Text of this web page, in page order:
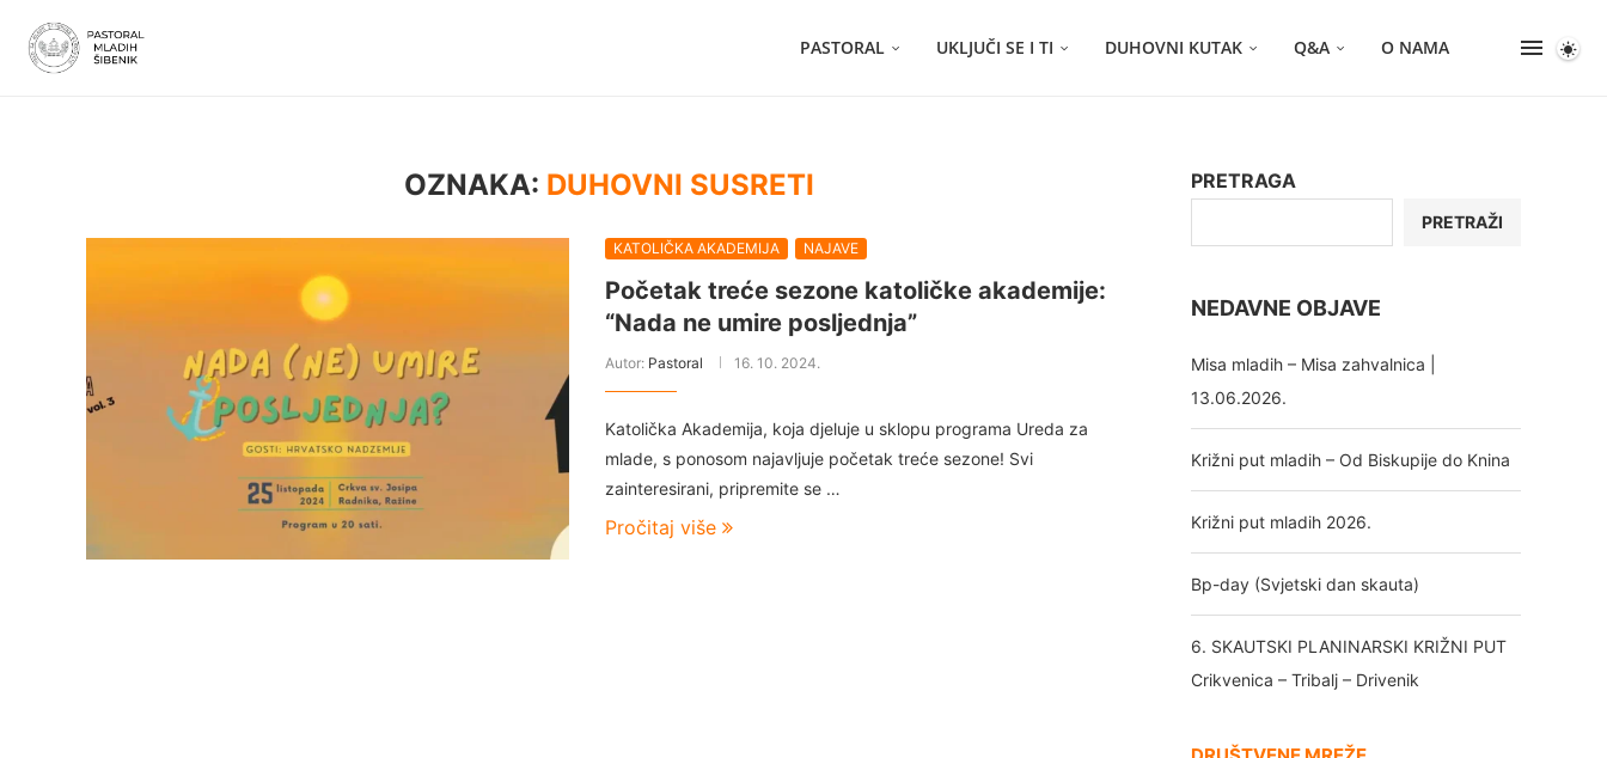
PASTORAL UKLJUČI SE I TI DUHOVNI KUTAK Q&A O NAMA
OZNAKA: DUHOVNI SUSRETI
KATOLIČKA AKADEMIJA NAJAVE
Početak treće sezone katoličke akademije:
“Nada ne umire posljednja”
Autor: Pastoral 16. 10. 2024.
Katolička Akademija, koja djeluje u sklopu programa Ureda za
mlade, s ponosom najavljuje početak treće sezone! Svi
zainteresirani, pripremite se …
Pročitaj više
PRETRAGA
PRETRAŽI
NEDAVNE OBJAVE
Misa mladih – Misa zahvalnica |
13.06.2026.
Križni put mladih – Od Biskupije do Knina
Križni put mladih 2026.
Bp-day (Svjetski dan skauta)
6. SKAUTSKI PLANINARSKI KRIŽNI PUT
Crikvenica – Tribalj – Drivenik